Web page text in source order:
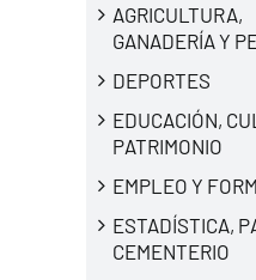
AGRICULTURA,
GANADERÍA Y
DEPORTES
EDUCACIÓN,
PATRIMONIO
EMPLEO Y
ESTADÍSTICA,
CEMENTERIO